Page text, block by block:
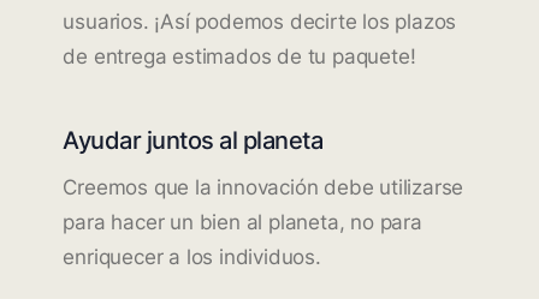
usuarios. ¡Así podemos decirte los plazos
de entrega estimados de tu paquete!
Ayudar juntos al planeta
Creemos que la innovación debe utilizarse
para hacer un bien al planeta, no para
enriquecer a los individuos.